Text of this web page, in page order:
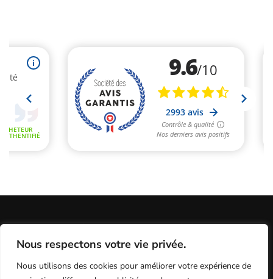
Nous respectons votre vie privée.
Nous utilisons des cookies pour améliorer votre expérience de
Informations Légales
Conditions Générales de Vente
Politique de Confidentialité / Cookies / RGP
Programme fidélité
Contact